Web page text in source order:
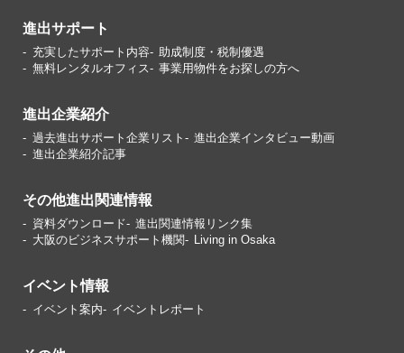
進出サポート
充実したサポート内容
助成制度・税制優遇
無料レンタルオフィス
事業用物件をお探しの方へ
進出企業紹介
過去進出サポート企業リスト
進出企業インタビュー動画
進出企業紹介記事
その他進出関連情報
資料ダウンロード
進出関連情報リンク集
大阪のビジネスサポート機関
Living in Osaka
イベント情報
イベント案内 イベントレポート